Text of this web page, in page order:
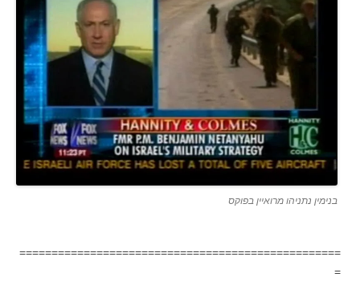
בנימין נתניהו מרואיין בפוקס
==================================================
=